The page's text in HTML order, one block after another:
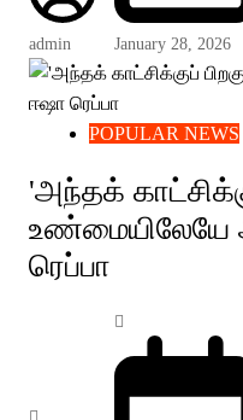
admin January 28, 2026
POPULAR NEWS
'அந்தக்
உண்மையிலேயே
ரெப்பா